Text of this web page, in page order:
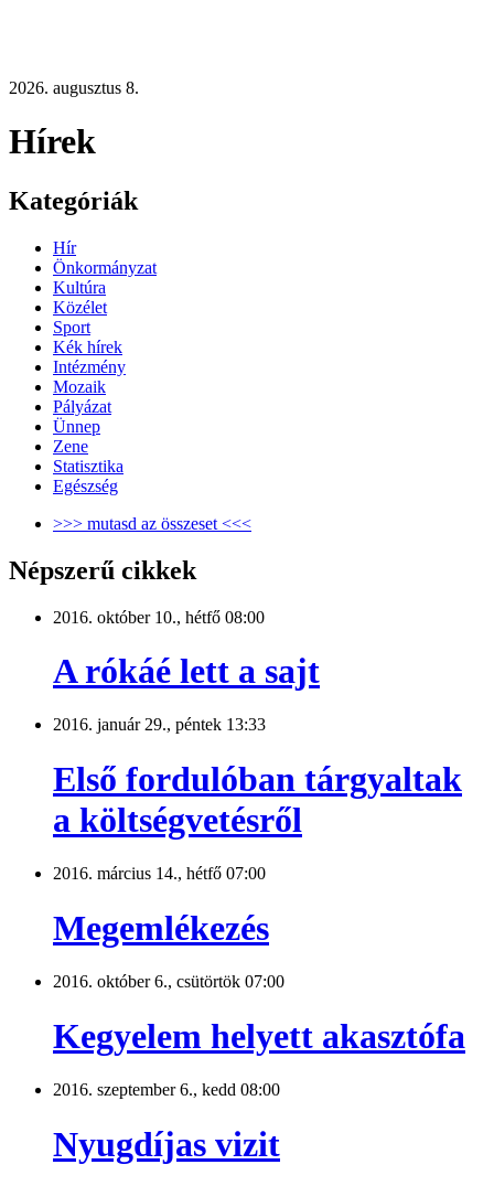
2026. augusztus 8.
Hírek
Kategóriák
Hír
Önkormányzat
Kultúra
Közélet
Sport
Kék hírek
Intézmény
Mozaik
Pályázat
Ünnep
Zene
Statisztika
Egészség
>>> mutasd az összeset <<<
Népszerű cikkek
2016. október 10., hétfő 08:00
A rókáé lett a sajt
2016. január 29., péntek 13:33
Első fordulóban tárgyaltak
a költségvetésről
2016. március 14., hétfő 07:00
Megemlékezés
2016. október 6., csütörtök 07:00
Kegyelem helyett akasztófa
2016. szeptember 6., kedd 08:00
Nyugdíjas vizit